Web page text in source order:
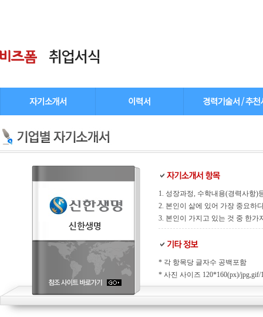
신한생명
1. 성장과정, 수학내용(경력사항)
2. 본인이 삶에 있어 가장 중요하
3. 본인이 가지고 있는 것 중 한가
* 각 항목당 글자수 공백포함
* 사진 사이즈 120*160(px)/jpg,gif/